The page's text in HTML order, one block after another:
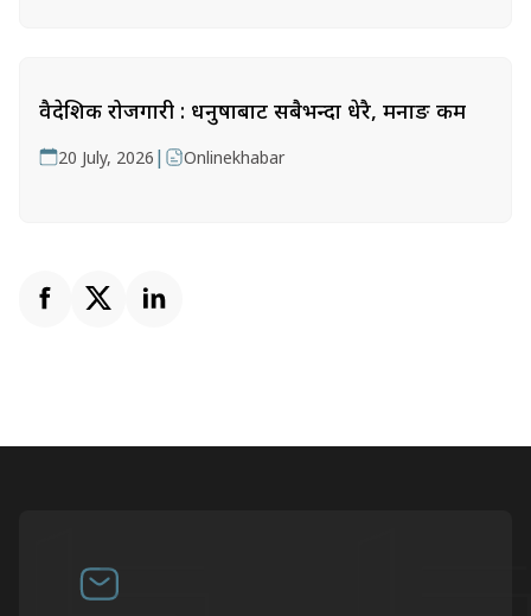
वैदेशिक रोजगारी : धनुषाबाट सबैभन्दा धेरै, मनाङ कम
20 July, 2026 | Onlinekhabar